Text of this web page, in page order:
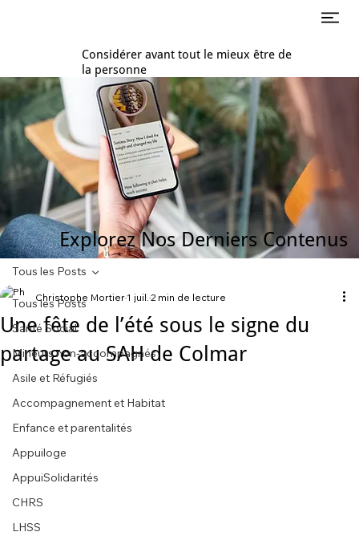
Considérer avant tout le mieux être de
la personne
Explorez Nos Derniers Contenus
Tous les Posts
Santé Social
Mineurs non-accompagnés
Asile et Réfugiés
Accompagnement et Habitat
Enfance et parentalités
Appuiloge
AppuiSolidarités
CHRS
LHSS
Tous les Posts
Une fête de l’été sous le signe du
partage au SAH de Colmar
Christophe Mortier 1 juil. 2 min de lecture